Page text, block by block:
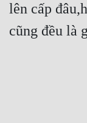
lên cấp
cũng đều là